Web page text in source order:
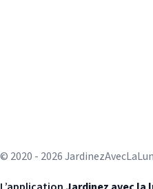
© 2020 - 2026